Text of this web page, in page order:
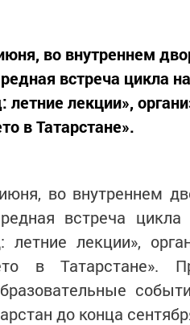
во внутреннем
встреча цикла
летние лекции»,
в Татарстане».
во внутреннем
встреча цикла
летние лекции»,
в Татарстане».
до конца